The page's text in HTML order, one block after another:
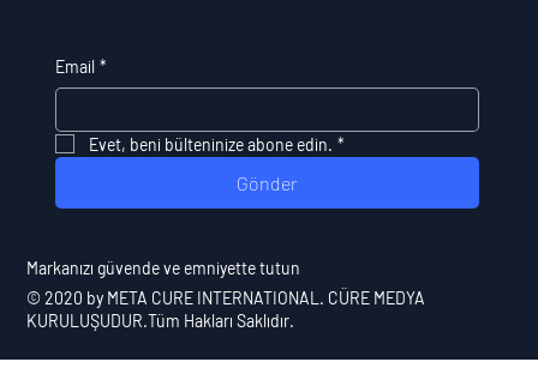
Email *
Evet, beni bülteninize abone edin. *
Gönder
​Markanızı güvende ve emniyette tutun
© 2020 by META CURE INTERNATIONAL . CÜRE MEDYA
KURULUŞUDUR.Tüm Hakları Saklıdır.